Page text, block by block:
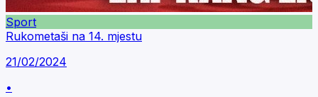
Sport
Rukometaši na 14. mjestu
21/02/2024
•